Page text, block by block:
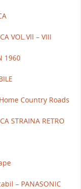
VOL.Vll – VIII
1960
Country Roads
STRAINA RETRO
– PANASONIC